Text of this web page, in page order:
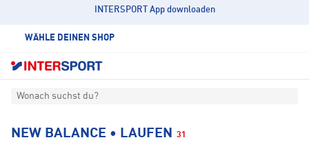
INTERSPORT App downloaden
WÄHLE DEINEN SHOP
Wonach suchst du?
NEW BALANCE • LAUFEN 31